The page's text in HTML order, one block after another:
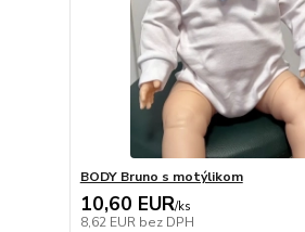
BODY Bruno s motýlikom
10,60 EUR/ks
8,62 EUR bez DPH